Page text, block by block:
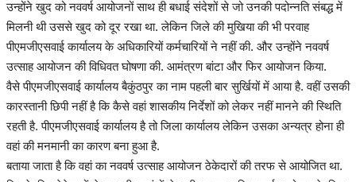
उन्होंने खुद को नववर्ष आयोजनों साथ ही बधाई संदेशों से जो उनकी पदोन्नति संबद्ध में
मिलनी थी उससे खुद को दूर रखा था. लेकिन जिले की मुखिया की भी परवाह
पीएमजीएसवाई कार्यालय के अधिकारियों कर्मचारियों ने नहीं की. और उन्होंने नववर्ष
उत्साह आयोजन की विधिवत घोषणा की. आमंत्रण बांटा और फिर आयोजन किया.
वैसे पीएमजीएसवाई कार्यालय बैकुंठपुर का नाम पहली बार सुर्खियों में आया है. वहीं उसकी
कारस्तानी छिपी नहीं है कि कैसे वहां शासकीय निर्देशों को लेकर नहीं मानने की स्थिति
रहती है. पीएमजीएसवाई कार्यालय है तो जिला कार्यालय लेकिन उसका अन्यत्र होना ही
वहां की मनमानी का कारण बना हुआ है.
बताया जाता है कि वहां का नववर्ष उत्साह आयोजन ठेकेदारों की तरफ से आयोजित था.